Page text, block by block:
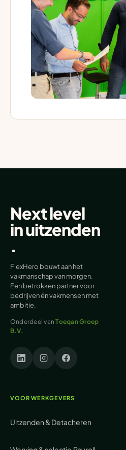
Next level
inuitzenden
.
FlexHero bouwt aan het
vakmanschap van morgen.
Een betrokken partner voor
bedrijven én vakmensen met
ambitie.
Onderdeel vanToeqan Groep
B.V.
VOOR WERKGEVERS
Uitzenden & Detacheren